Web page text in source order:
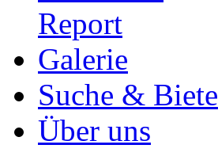
Report
Galerie
Suche & Biete
Über uns